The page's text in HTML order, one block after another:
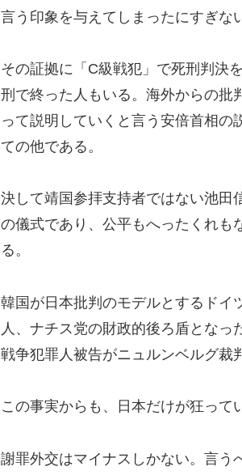
言う印象を与えてしまったにすぎな
その証拠に「C級戦犯」で死刑判決
刑で終った人もいる。海外からの批
って説明していくと言う安倍首相の
ての他である。
決して靖国参拝支持者ではない池田
の儀式であり、公平もへったくれも
る。
韓国が日本批判のモデルとするドイ
人、ナチス党の財政的後ろ盾とな
戦争犯罪人被告がニュルンベルグ裁
この事実からも、日本だけが狂って
謝罪外交はマイナスしかない。言う